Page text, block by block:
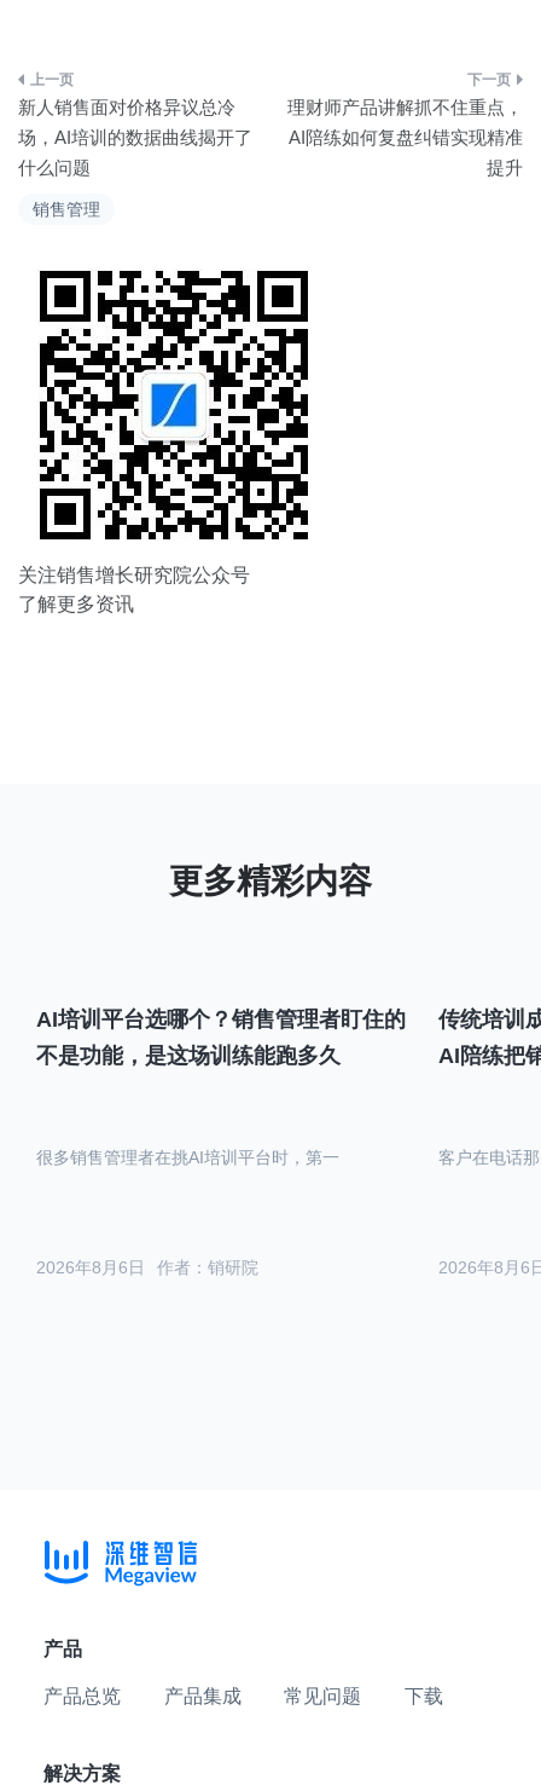
销售管理
文
章
导
新人销售面对价格异议总冷
场，AI培训的数据曲线揭开了
什么问题
理财师产品讲解抓不住重点，
AI陪练如何复盘纠错实现精准
提升
关注销售增长研究院公众号
了解更多资讯
AI培训平台选哪个？销售管理者盯住的
不是功能，是这场训练能跑多久
作者：销研院
2026年8月6日
很多销售管理者在挑AI培训平台时，第一
传统培训
AI陪练把
2026年8月6
客户在电话
产品
产品总览 产品集成 常见问题 下载
解决方案